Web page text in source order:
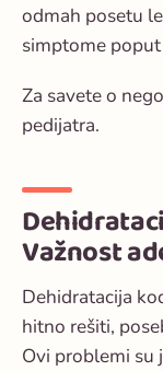
odmah posetu
simptome
Za savete o
pedijatra.
Važnost
Dehidratacija
hitno rešiti,
Ovi problemi su